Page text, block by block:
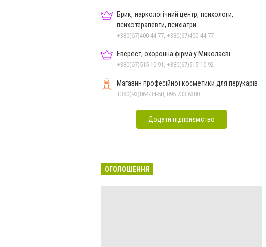
Брик, наркологічний центр, психологи,
психотерапевти, психіатри
+380(67)400-44-77, +380(67)400-44-77
Еверест, охоронна фірма у Миколаєві
+380(67)515-10-91, +380(67)515-10-92
Магазин професійної косметики для перукарів
+380(93)864-34-58, 095 733 6380
Додати підприємство
ОГОЛОШЕННЯ